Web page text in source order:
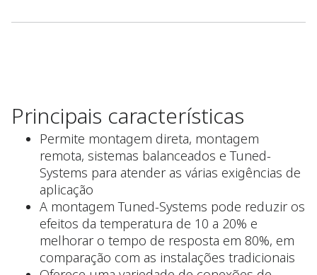
Principais características
Permite montagem direta, montagem
remota, sistemas balanceados e Tuned-
Systems para atender as várias exigências de
aplicação
A montagem Tuned-Systems pode reduzir os
efeitos da temperatura de 10 a 20% e
melhorar o tempo de resposta em 80%, em
comparação com as instalações tradicionais